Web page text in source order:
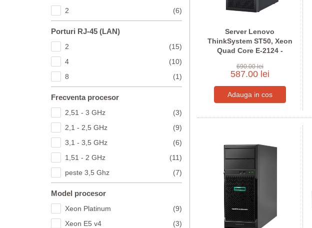
2 (6)
Porturi RJ-45 (LAN)
2
(15)
4
(10)
8
(1)
Frecventa procesor
2,51 - 3 GHz
(3)
2,1 - 2,5 GHz
(9)
3,1 - 3,5 GHz
(6)
1,51 - 2 GHz
(11)
peste 3,5 Ghz
(7)
Model procesor
Xeon Platinum
(9)
Xeon E5 v4
(3)
Server Lenovo
ThinkSystem ST50, Xeon
Quad Core E-2124 -
comanda
690.00 lei
587.00 lei